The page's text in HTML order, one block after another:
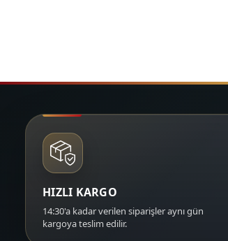
HIZLI KARGO
14:30'a kadar verilen siparişler aynı gün
kargoya teslim edilir.